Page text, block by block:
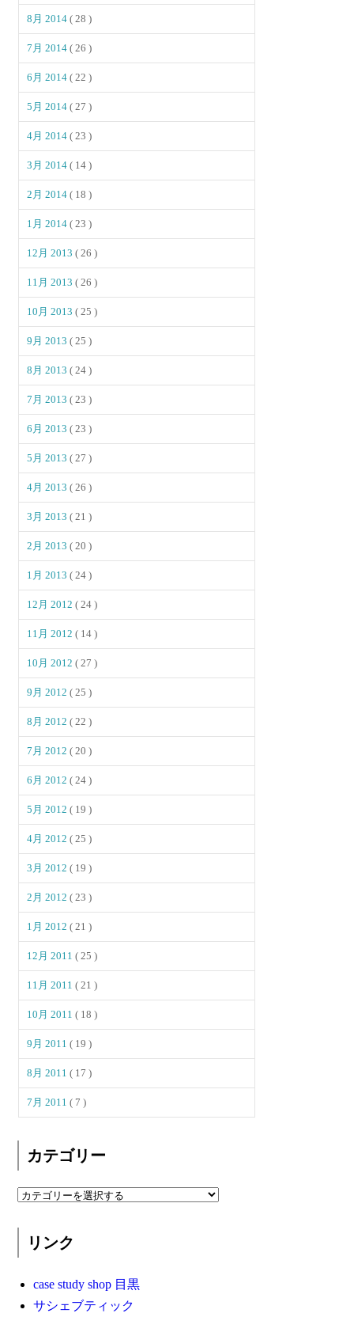
8月 2014( 28 )
7月 2014( 26 )
6月 2014( 22 )
5月 2014( 27 )
4月 2014( 23 )
3月 2014( 14 )
2月 2014( 18 )
1月 2014( 23 )
12月 2013( 26 )
11月 2013( 26 )
10月 2013( 25 )
9月 2013( 25 )
8月 2013( 24 )
7月 2013( 23 )
6月 2013( 23 )
5月 2013( 27 )
4月 2013( 26 )
3月 2013( 21 )
2月 2013( 20 )
1月 2013( 24 )
12月 2012( 24 )
11月 2012( 14 )
10月 2012( 27 )
9月 2012( 25 )
8月 2012( 22 )
7月 2012( 20 )
6月 2012( 24 )
5月 2012( 19 )
4月 2012( 25 )
3月 2012( 19 )
2月 2012( 23 )
1月 2012( 21 )
12月 2011( 25 )
11月 2011( 21 )
10月 2011( 18 )
9月 2011( 19 )
8月 2011( 17 )
7月 2011( 7 )
カテゴリー
リンク
case study shop 目黒
サシェブティック